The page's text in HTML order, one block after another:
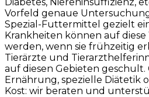
Vorfeld genaue
Spezial-Futtermittel gezielt
Krankheiten können auf diese
werden, wenn sie frühzeitig
Tierärzte und
auf diesen Gebieten geschult.
Ernährung, spezielle Diätetik
Kost: wir beraten und